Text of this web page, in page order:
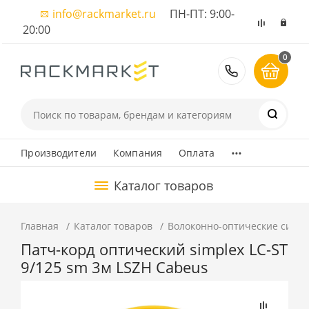
info@rackmarket.ru ПН-ПТ: 9:00-
20:00
8 (495)
0
Производители Компания Оплата ...
Каталог товаров
Главная Каталог товаров Волоконно-оптические
Патч-корд оптический simplex LC-ST
9/125 sm 3м LSZH Cabeus